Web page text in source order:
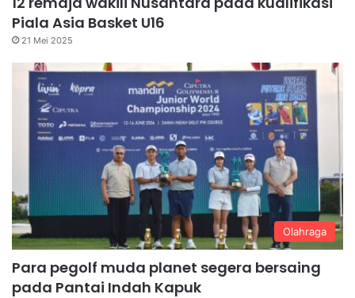
Piala Asia Basket U16
21 Mei 2025
Olahraga
Para pegolf muda planet segera bersaing
pada Pantai Indah Kapuk